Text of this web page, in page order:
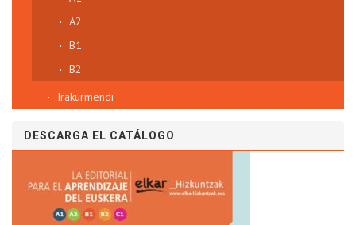
A2
B1
B2
Irakurmendi
DESCARGA EL CATÁLOGO